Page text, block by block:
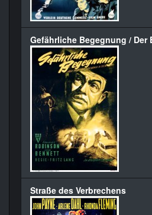
Gefährliche Begegnung / Der
Straße des Verbrechens